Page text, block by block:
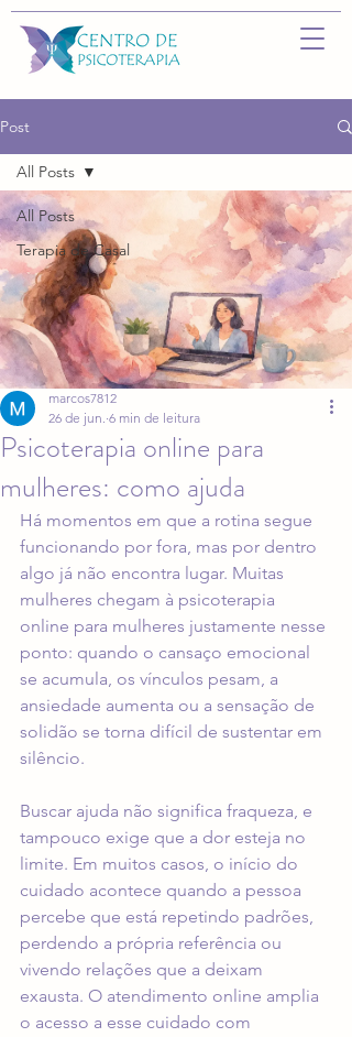
Post
All Posts
Terapia de Casal
All Posts
Psicoterapia online para
mulheres: como ajuda
marcos7812
26 de jun. 6 min de leitura
Há momentos em que a rotina segue
funcionando por fora, mas por dentro
algo já não encontra lugar. Muitas
mulheres chegam à psicoterapia
online para mulheres justamente nesse
ponto: quando o cansaço emocional
se acumula, os vínculos pesam, a
ansiedade aumenta ou a sensação de
solidão se torna difícil de sustentar em
silêncio.
Buscar ajuda não significa fraqueza, e
tampouco exige que a dor esteja no
limite. Em muitos casos, o início do
cuidado acontece quando a pessoa
percebe que está repetindo padrões,
perdendo a própria referência ou
vivendo relações que a deixam
exausta. O atendimento online amplia
o acesso a esse cuidado com